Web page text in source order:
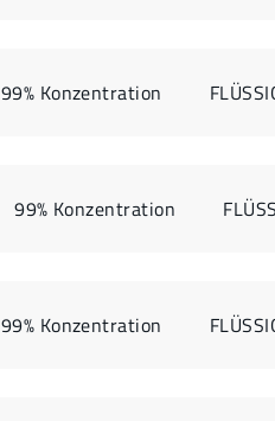
99% Konzentration
99% Konzentration
99% Konzentration